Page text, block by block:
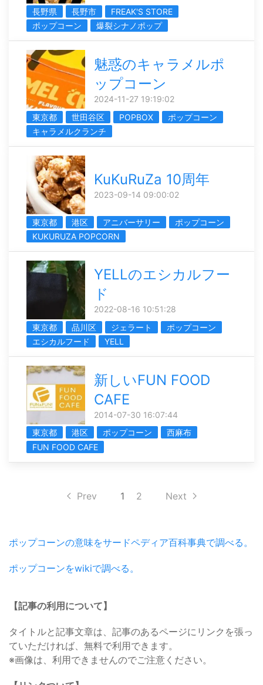
長野県
長野市
FREAK'S STORE
ポップコーン
爆裂シナノポップ
魅惑のキャラメルポ
ップコーン
2024-11-27 19:19:02
東京都
世田谷区 POPBOX
ポップコーン
キャラメルクランチ
KuKuRuZa 10周年
2023-09-14 09:00:02
東京都 港区 アニバーサリー
ポップコーン
KUKURUZA POPCORN
YELLのエシカルフー
ド
2022-08-16 10:51:28
東京都
品川区 ジェラート
ポップコーン
エシカルフード
YELL
新しいFUN FOOD
CAFE
2014-07-30 16:07:44
東京都
港区 ポップコーン
西麻布
FUN FOOD CAFE
Prev 1 2 Next
ポップコーンの意味をサードペディア百科事典で調べる。
ポップコーンをwikiで調べる。
【記事の利用について】
タイトルと記事文章は、記事のあるページにリンクを張っ
ていただければ、無料で利用できます。
※画像は、利用できませんのでご注意ください。